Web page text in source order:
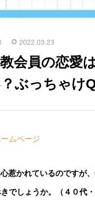
2022.03.23
会員の恋
ぶっちゃけQ
ムページ
惹かれているのですが
でしょうか。（４０代・